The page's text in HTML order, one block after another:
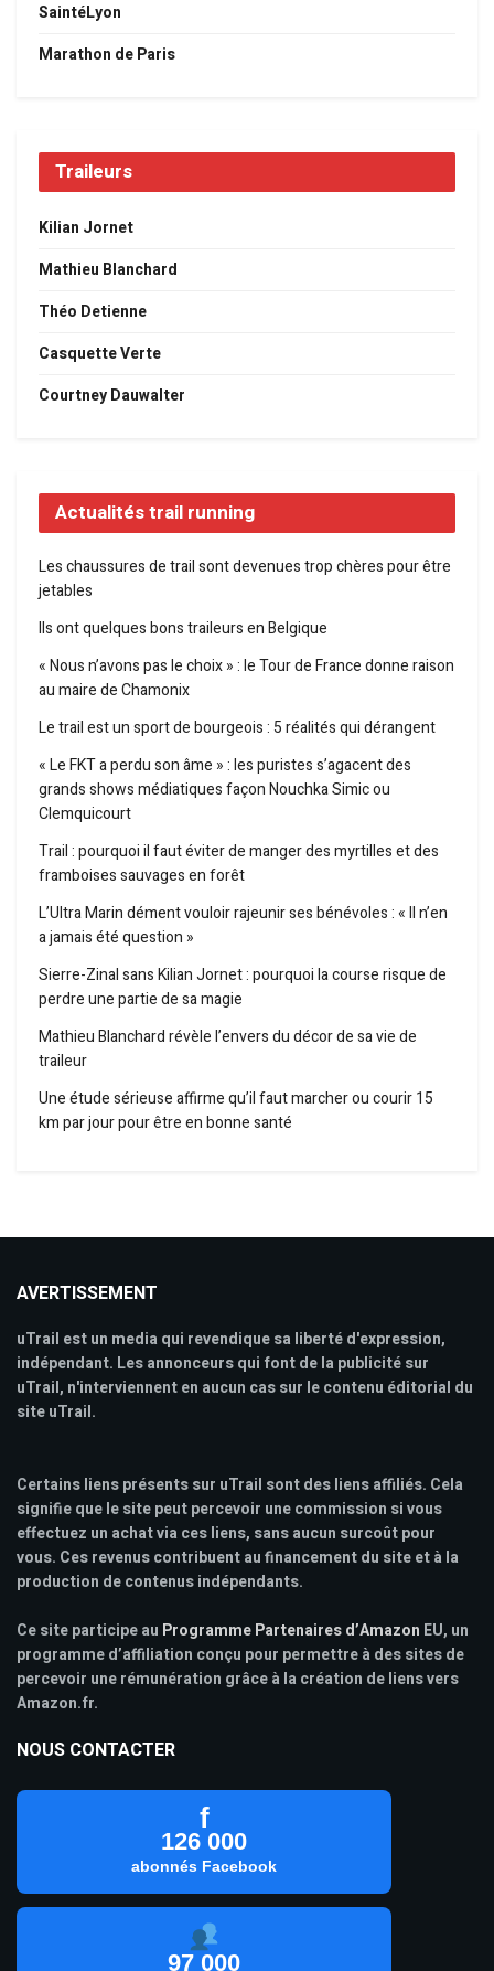
SaintéLyon
Marathon de Paris
Traileurs
Kilian Jornet
Mathieu Blanchard
Théo Detienne
Casquette Verte
Courtney Dauwalter
Actualités trail running
Les chaussures de trail sont devenues trop chères pour être
jetables
Ils ont quelques bons traileurs en Belgique
« Nous n’avons pas le choix » : le Tour de France donne raison
au maire de Chamonix
Le trail est un sport de bourgeois : 5 réalités qui dérangent
« Le FKT a perdu son âme » : les puristes s’agacent des
grands shows médiatiques façon Nouchka Simic ou
Clemquicourt
Trail : pourquoi il faut éviter de manger des myrtilles et des
framboises sauvages en forêt
L’Ultra Marin dément vouloir rajeunir ses bénévoles : « Il n’en
a jamais été question »
Sierre-Zinal sans Kilian Jornet : pourquoi la course risque de
perdre une partie de sa magie
Mathieu Blanchard révèle l’envers du décor de sa vie de
traileur
Une étude sérieuse affirme qu’il faut marcher ou courir 15
km par jour pour être en bonne santé
AVERTISSEMENT
uTrail est un media qui revendique sa liberté d'expression,
indépendant. Les annonceurs qui font de la publicité sur
uTrail, n'interviennent en aucun cas sur le contenu éditorial du
site uTrail.
Certains liens présents sur uTrail sont des liens affiliés. Cela
signifie que le site peut percevoir une commission si vous
effectuez un achat via ces liens, sans aucun surcoût pour
vous. Ces revenus contribuent au financement du site et à la
production de contenus indépendants.
Ce site participe au Programme Partenaires d’Amazon EU, un
programme d’affiliation conçu pour permettre à des sites de
percevoir une rémunération grâce à la création de liens vers
Amazon.fr.
NOUS CONTACTER
f
126 000
abonnés Facebook
97 000